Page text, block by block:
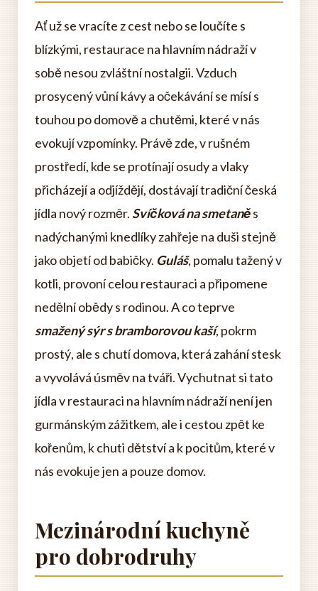
Ať už se vracíte z cest nebo se loučíte s
blízkými, restaurace na hlavním nádraží v
sobě nesou zvláštní nostalgii. Vzduch
prosycený vůní kávy a očekávání se mísí s
touhou po domově a chutěmi, které v nás
evokují vzpomínky. Právě zde, v rušném
prostředí, kde se protínají osudy a vlaky
přicházejí a odjíždějí, dostávají tradiční česká
jídla nový rozměr. Svíčková na smetaněs
nadýchanými knedlíky zahřeje na duši stejně
jako objetí od babičky. Guláš, pomalu tažený v
kotli, provoní celou restauraci a připomene
nedělní obědy s rodinou. A co teprve
smažený sýr s bramborovou kaší, pokrm
prostý, ale s chutí domova, která zahání stesk
a vyvolává úsměv na tváři. Vychutnat si tato
jídla v restauraci na hlavním nádraží není jen
gurmánským zážitkem, ale i cestou zpět ke
kořenům, k chuti dětství a k pocitům, které v
nás evokuje jen a pouze domov.
Mezinárodní kuchyně
pro dobrodruhy